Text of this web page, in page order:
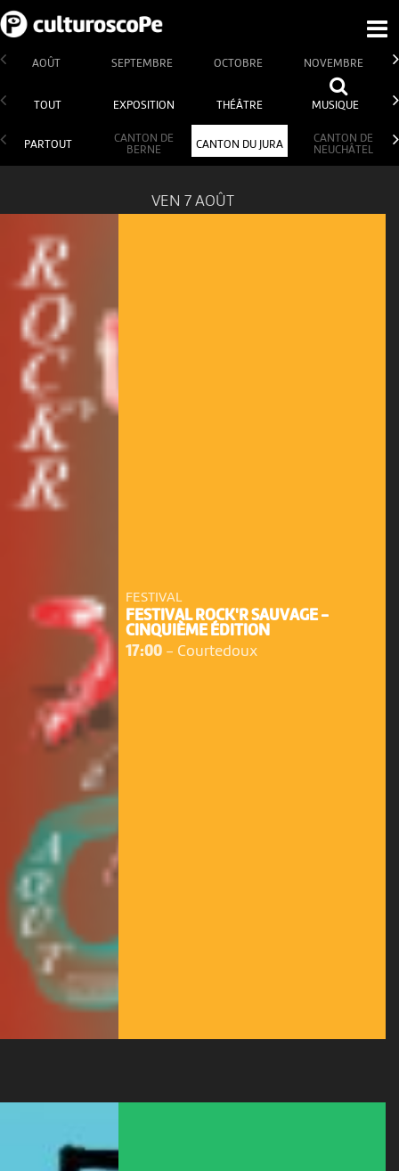
AOÛT SEPTEMBRE OCTOBRE NOVEMBRE
TOUT EXPOSITION THÉÂTRE MUSIQUE
PARTOUT
CANTON DE
BERNE
CANTON DU JURA
CANTON DE
NEUCHÂTEL
VEN 7 AOÛT
FESTIVAL
FESTIVAL ROCK'R SAUVAGE -
CINQUIÈME ÉDITION
17:00- Courtedoux